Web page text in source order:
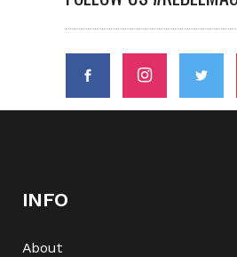
INFO
About